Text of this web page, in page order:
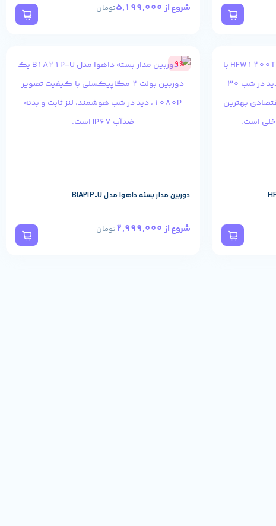
شروع از تومان
دوربین مدار بسته داهوا مدل B1A21P-U
شروع از تومان
9%